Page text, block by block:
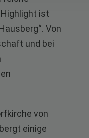
ist
Von
und bei
von
einige